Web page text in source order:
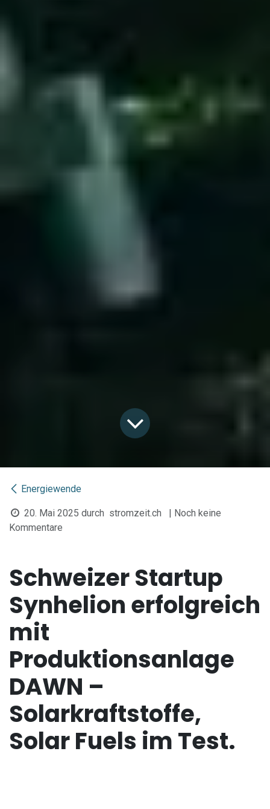
Energiewende
20. Mai 2025 durch stromzeit.ch
| Noch keine
Kommentare
Schweizer Startup
Synhelion erfolgreich
mit
Produktionsanlage
DAWN –
Solarkraftstoffe,
Solar Fuels im Test.